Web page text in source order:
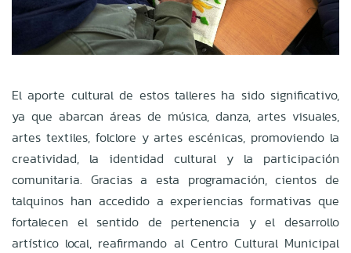
El aporte cultural de estos talleres ha sido significativo,
ya que abarcan áreas de música, danza, artes visuales,
artes textiles, folclore y artes escénicas, promoviendo la
creatividad, la identidad cultural y la participación
comunitaria. Gracias a esta programación, cientos de
talquinos han accedido a experiencias formativas que
fortalecen el sentido de pertenencia y el desarrollo
artístico local, reafirmando al Centro Cultural Municipal